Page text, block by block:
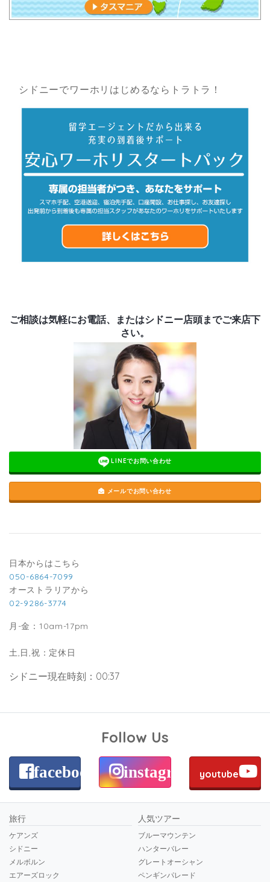
シドニーでワーホリはじめるならトラトラ！
ご相談は気軽にお電話、またはシドニー店頭までご来店下
さい。
LINEでお問い合わせ
メールでお問い合わせ
日本からはこちら
050-6864-7099
オーストラリアから
02-9286-3774
月-金：10am-17pm
土,日,祝：定休日
シドニー現在時刻：00:37
Follow Us
facebook instagram youtube
旅行
ケアンズ
シドニー
メルボルン
エアーズロック
人気ツアー
ブルーマウンテン
ハンターバレー
グレートオーシャン
ペンギンパレード